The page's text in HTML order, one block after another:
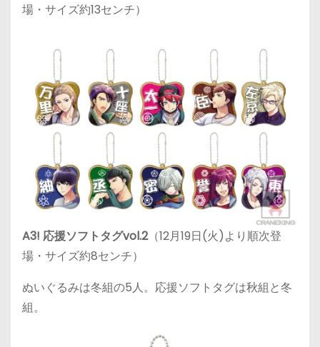
場・サイズ約13センチ）
A3! 応援ソフトタグvol.2（12月19日(火)より順次登
場・サイズ約8センチ）
ぬいぐるみは冬組の5人。応援ソフトタグは秋組と冬
組。